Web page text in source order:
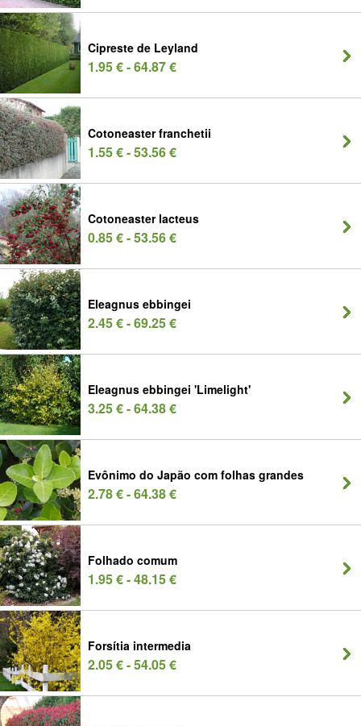
Cipreste de Leyland
1.95 € - 64.87 €
Cotoneaster franchetii
1.55 € - 53.56 €
Cotoneaster lacteus
0.85 € - 53.56 €
Eleagnus ebbingei
2.45 € - 69.25 €
Eleagnus ebbingei 'Limelight'
3.25 € - 64.38 €
Evônimo do Japão com folhas grandes
2.78 € - 64.38 €
Folhado comum
1.95 € - 48.15 €
Forsítia intermedia
2.05 € - 54.05 €